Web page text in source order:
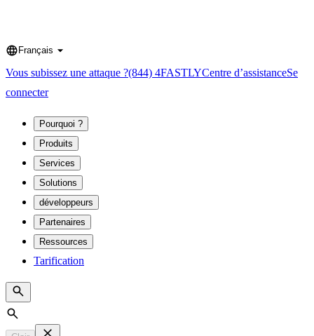
Language
Français
Vous subissez une attaque ?(844) 4FASTLYCentre d’assistanceSe
connecter
Pourquoi ?
Produits
Services
Solutions
développeurs
Partenaires
Ressources
Tarification
Search